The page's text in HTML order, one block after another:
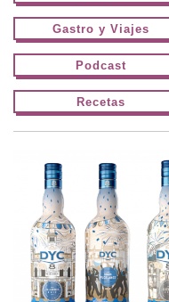
Gastro y Viajes
Podcast
Recetas